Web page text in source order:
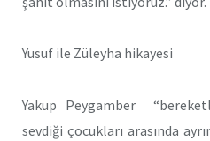
Yusuf ile Züleyha hikayesi
Yakup Peygamber
sevdiği çocukları arasında